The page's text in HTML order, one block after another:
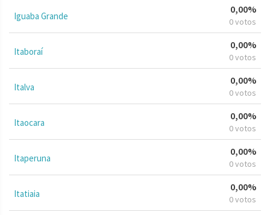
Iguaba Grande
0,00%
0 votos
Itaboraí
0,00%
0 votos
Italva
0,00%
0 votos
Itaocara
0,00%
0 votos
Itaperuna
0,00%
0 votos
Itatiaia
0,00%
0 votos